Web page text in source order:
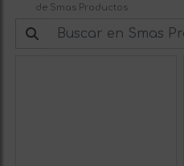
de Smas Productos